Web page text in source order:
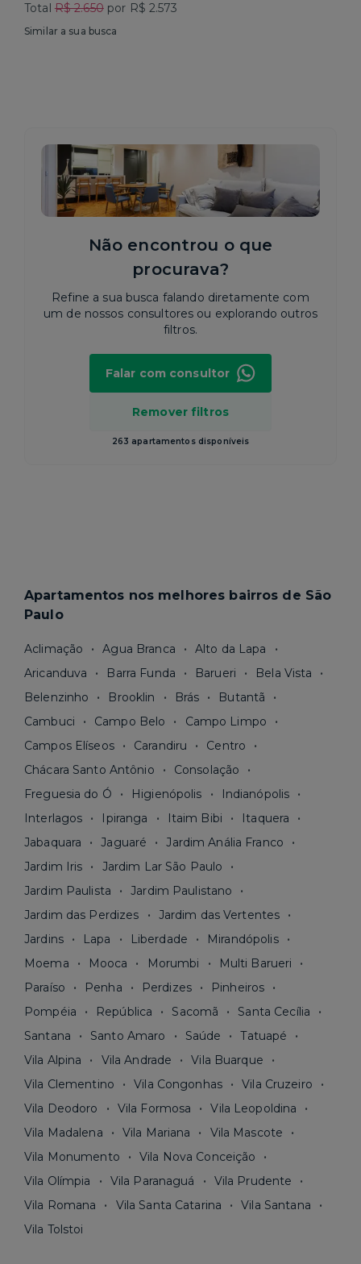
Total R$ 2.650por R$ 2.573
Similar a sua busca
Não encontrou o que
procurava?
Refine a sua busca falando diretamente com
um de nossos consultores ou explorando outros
filtros.
Remover filtros
263 apartamentos disponíveis
Falar com consultor
Apartamentos nos melhores bairros de São
Paulo
Aclimação Agua Branca
Alto da Lapa
Aricanduva
Barra Funda Barueri
Bela Vista
Belenzinho
Brooklin Brás
Butantã
Cambuci
Campo Belo
Campo Limpo
Campos Elíseos
Carandiru
Centro
Chácara Santo Antônio
Consolação
Freguesia do Ó
Higienópolis
Indianópolis
Interlagos
Ipiranga Itaim Bibi
Itaquera
Jabaquara
Jaguaré
Jardim Anália Franco
Jardim Iris
Jardim Lar São Paulo
Jardim Paulista
Jardim Paulistano
Jardim das Perdizes
Jardim das Vertentes
Jardins
Lapa Liberdade
Mirandópolis
Moema
Mooca Morumbi
Multi Barueri
Paraíso
Penha Perdizes
Pinheiros
Pompéia
República Sacomã
Santa Cecília
Santana
Santo Amaro Saúde
Tatuapé
Vila Alpina
Vila Andrade
Vila Buarque
Vila Clementino
Vila Congonhas
Vila Cruzeiro
Vila Deodoro
Vila Formosa
Vila Leopoldina
Vila Madalena
Vila Mariana
Vila Mascote
Vila Monumento
Vila Nova Conceição
Vila Olímpia
Vila Paranaguá
Vila Prudente
Vila Romana
Vila Santa Catarina
Vila Santana
Vila Tolstoi